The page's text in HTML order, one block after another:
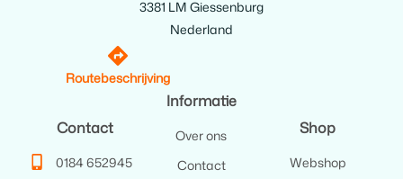
3381 LM Giessenburg
Nederland
Routebeschrijving
Contact
0184 652945
Informatie
Over ons
Contact
Shop
Webshop